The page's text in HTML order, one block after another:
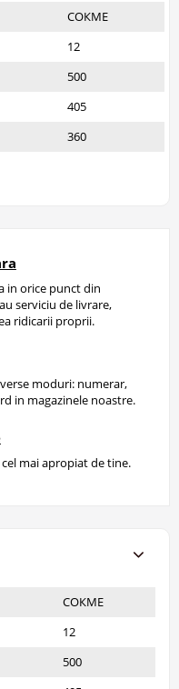
СОКМЕ
12
500
405
360
in orice punct din
serviciu de livrare,
ridicarii proprii.
moduri: numerar,
in magazinele noastre.
mai apropiat de tine.
СОКМЕ
12
500